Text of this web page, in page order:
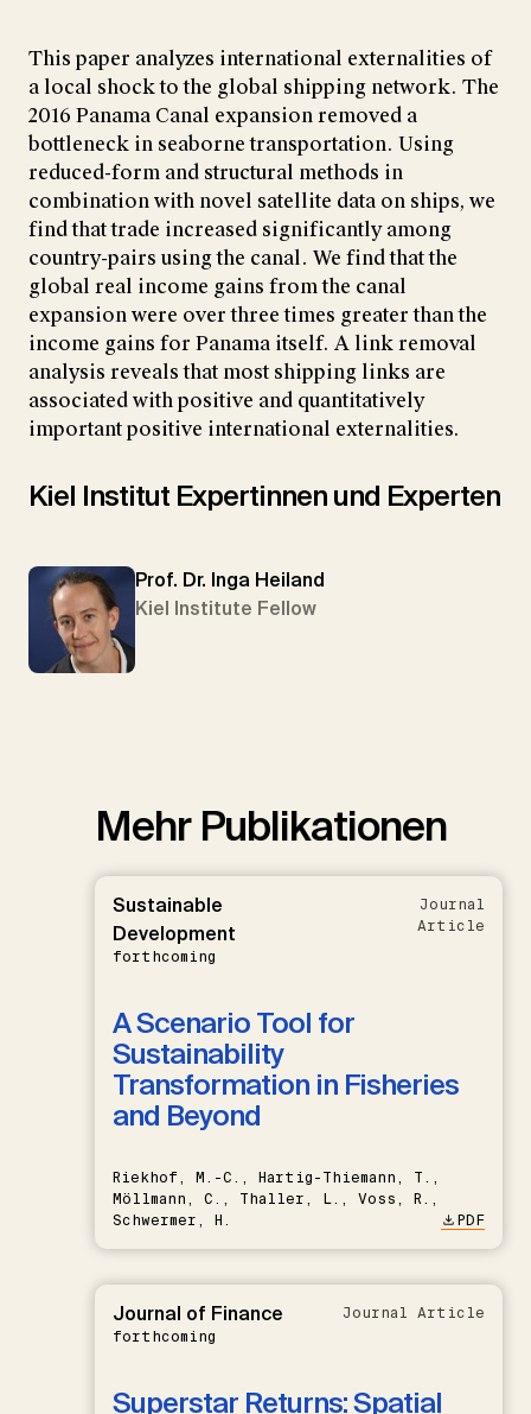
This paper analyzes international externalities of
a local shock to the global shipping network. The
2016 Panama Canal expansion removed a
bottleneck in seaborne transportation. Using
reduced-form and structural methods in
combination with novel satellite data on ships, we
find that trade increased significantly among
country-pairs using the canal. We find that the
global real income gains from the canal
expansion were over three times greater than the
income gains for Panama itself. A link removal
analysis reveals that most shipping links are
associated with positive and quantitatively
important positive international externalities.
Kiel Institut Expertinnen und Experten
Prof. Dr. Inga Heiland
Kiel Institute Fellow
Mehr Publikationen
Sustainable
Development
forthcoming
Journal
Article
A Scenario Tool for
Sustainability
Transformation in Fisheries
and Beyond
Riekhof, M.-C., Hartig-Thiemann, T.,
Möllmann, C., Thaller, L., Voss, R.,
Schwermer, H.
PDF
Journal of Finance
forthcoming
Journal Article
Superstar Returns: Spatial